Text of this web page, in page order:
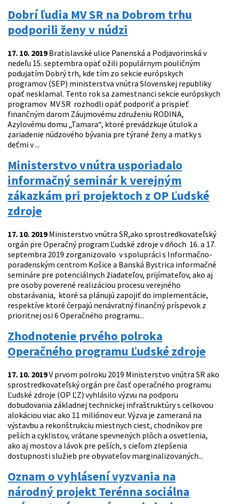
Dobrí ľudia MV SR na Dobrom trhu
podporili ženy v núdzi
17. 10. 2019Bratislavské ulice Panenská a Podjavorinská v
nedeľu 15. septembra opäť ožili populárnym pouličným
podujatím Dobrý trh, kde tím zo sekcie európskych
programov (SEP) ministerstva vnútra Slovenskej republiky
opäť nesklamal. Tento rok sa zamestnanci sekcie európskych
programov MV SR rozhodli opäť podporiť a prispieť
finančným darom Záujmovému združeniu RODINA,
Azylovému domu „Tamara“, ktoré prevádzkuje útulok a
zariadenie núdzového bývania pre týrané ženy a matky s
deťmi v ...
Ministerstvo vnútra usporiadalo
informačný seminár k verejným
zákazkám pri projektoch z OP Ľudské
zdroje
17. 10. 2019Ministerstvo vnútra SR,ako sprostredkovateľský
orgán pre Operačný program Ľudské zdroje v dňoch 16. a 17.
septembra 2019 zorganizovalo v spolupráci s Informačno-
poradenským centrom Košice a Banská Bystrica informačné
semináre pre potenciálnych žiadateľov, prijímateľov, ako aj
pre osoby poverené realizáciou procesu verejného
obstarávania, ktoré sa plánujú zapojiť do implementácie,
respektíve ktoré čerpajú nenávratný finančný príspevok z
prioritnej osi 6 Operačného programu...
Zhodnotenie prvého polroka
Operačného programu Ľudské zdroje
17. 10. 2019V prvom polroku 2019 Ministerstvo vnútra SR ako
sprostredkovateľský orgán pre časť operačného programu
Ľudské zdroje (OP ĽZ) vyhlásilo výzvu na podporu
dobudovania základnej technickej infraštruktúry s celkovou
alokáciou viac ako 11 miliónov eur. Výzva je zameraná na
výstavbu a rekonštrukciu miestnych ciest, chodníkov pre
peších a cyklistov, vrátane spevnených plôch a osvetlenia,
ako aj mostov a lávok pre peších, s cieľom zlepšenia
dostupnosti služieb pre obyvateľov marginalizovaných...
Oznam o vyhlásení vyzvania na
národný projekt Terénna sociálna